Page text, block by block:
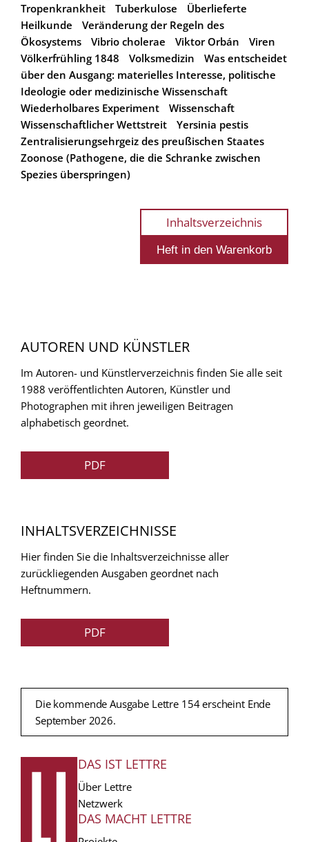
Tropenkrankheit
Tuberkulose
Überlieferte
Heilkunde
Veränderung der Regeln des
Ökosystems
Vibrio cholerae Viktor Orbán
Viren
Völkerfrühling 1848
Volksmedizin
Was entscheidet
über den Ausgang: materielles Interesse, politische
Ideologie oder medizinische Wissenschaft
Wiederholbares Experiment
Wissenschaft
Wissenschaftlicher Wettstreit
Yersinia pestis
Zentralisierungsehrgeiz des preußischen Staates
Zoonose (Pathogene, die die Schranke zwischen
Spezies überspringen)
Inhaltsverzeichnis
AUTOREN UND KÜNSTLER
Im Autoren- und Künstlerverzeichnis finden Sie alle seit
1988 veröffentlichten Autoren, Künstler und
Photographen mit ihren jeweiligen Beitragen
alphabetisch geordnet.
PDF
INHALTSVERZEICHNISSE
Hier finden Sie die Inhaltsverzeichnisse aller
zurückliegenden Ausgaben geordnet nach
Heftnummern.
PDF
Die kommende Ausgabe Lettre 154 erscheint Ende
September 2026.
FUSSZEILE
DAS IST LETTRE
Über Lettre
Netzwerk
DAS MACHT LETTRE